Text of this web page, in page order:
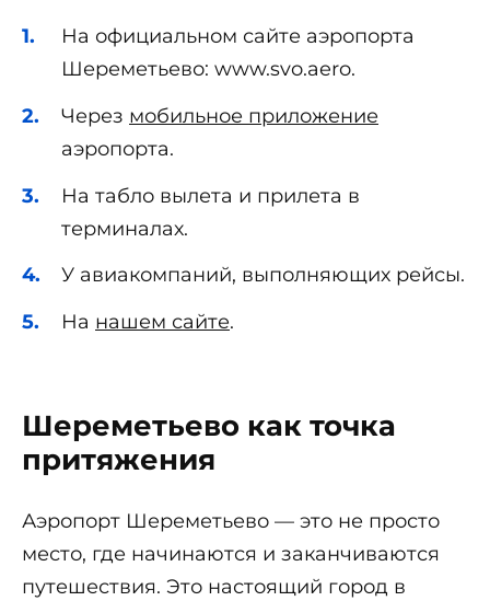
На официальном сайте аэропорта
Шереметьево: www.svo.aero.
Через мобильное приложение
аэропорта.
На табло вылета и прилета в
терминалах.
У авиакомпаний, выполняющих рейсы.
На нашем сайте.
Шереметьево как точка
притяжения
Аэропорт Шереметьево — это не просто
место, где начинаются и заканчиваются
путешествия. Это настоящий город в